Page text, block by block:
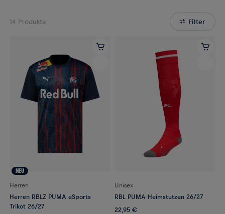
Filter
14 Produkte
NEU
Herren
Herren RBLZ PUMA eSports
Trikot 26/27
Unisex
RBL PUMA Heimstutzen 26/27
22,95 €